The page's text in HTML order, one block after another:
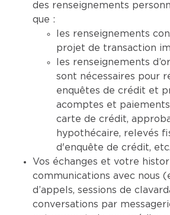
des renseignements
que :
les renseignements
projet de transaction
les renseignements
sont nécessaires pour
enquêtes de crédit et
acomptes et
carte de crédit,
hypothécaire, relevés
d'enquête de crédit,
Vos échanges et votre
communications avec nous
d’appels, sessions de
conversations par